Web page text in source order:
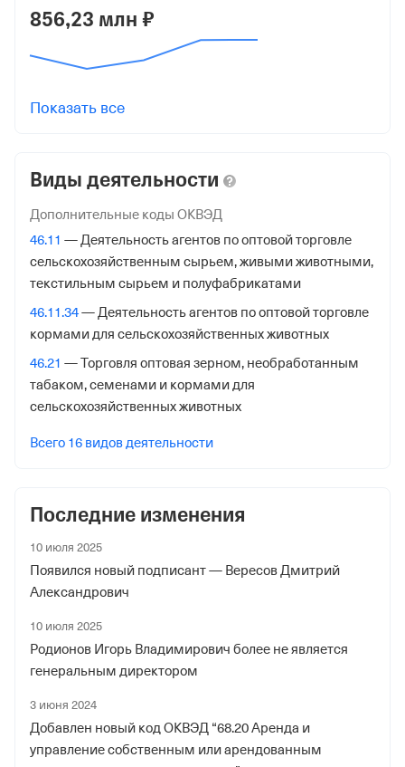
КПП
Налоговая
Межрайонная Инспекция Федеральной Налоговой
Адрес налоговой
125373, гор. Москва, Походный Проезд, Домовладение
3, стр. 2
Внебюджетные фонды
Регистрационный номер в ПФР
Наименование территориального органа
Отделение Фонда Пенсионного и Социального
Страхования Российской Федерации по гор. Москве и
Московской обл.
Регистрационный номер ФссРФ
1035423407
Дата регистрации
16 августа 2021
Наименование территориального органа
856,23 млн ₽
Показать все
Виды деятельности
Дополнительные коды ОКВЭД
46.11 — Деятельность агентов по оптовой торговле
сельскохозяйственным сырьем, живыми животными,
текстильным сырьем и полуфабрикатами
46.11.34— Деятельность агентов по оптовой торговле
кормами для сельскохозяйственных животных
46.21 — Торговля оптовая зерном, необработанным
табаком, семенами и кормами для
сельскохозяйственных животных
Всего 16 видов деятельности
Последние изменения
10 июля 2025
Появился новый подписант — Вересов Дмитрий
Александрович
10 июля 2025
Родионов Игорь Владимирович более не является
генеральным директором
3 июня 2024
Добавлен новый код ОКВЭД “68.20 Аренда и
управление собственным или арендованным